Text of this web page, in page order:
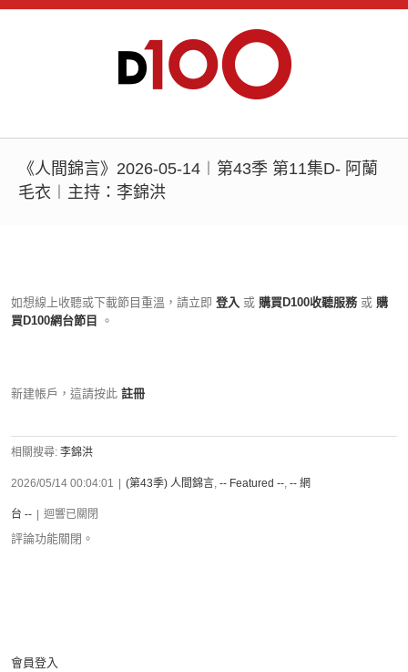
《人間錦言》2026-05-14︱第43季 第11集D- 阿蘭
毛衣︱主持：李錦洪
如想線上收聽或下載節目重溫，請立即 登入 或 購買D100收聽服務 或 購
買D100網台節目
。
新建帳戶，這請按此 註冊
相關搜尋: 李錦洪
2026/05/14 00:04:01 (第43季) 人間錦言, -- Featured --, -- 網
台 -- 迴響已關閉
評論功能關閉。
會員登入